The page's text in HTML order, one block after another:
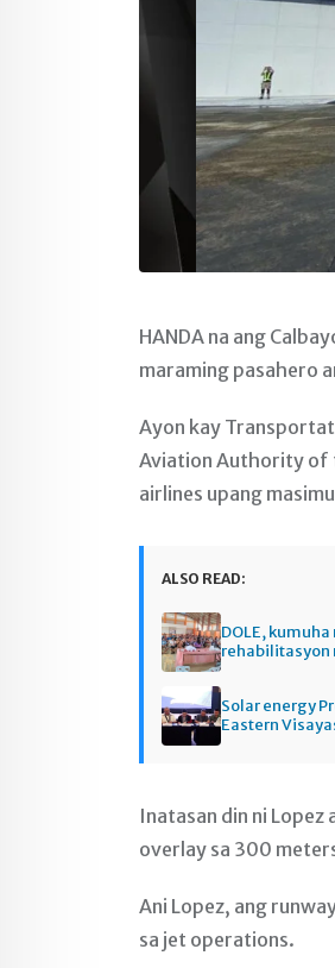
HANDA na ang
maraming pasahero
Ayon kay
Aviation Authority of
airlines upang
ALSO READ:
DOLE,
rehabilitasyon
Solar energy
Eastern
Inatasan din ni Lopez
overlay sa 300
Ani Lopez, ang
sa jet operations.